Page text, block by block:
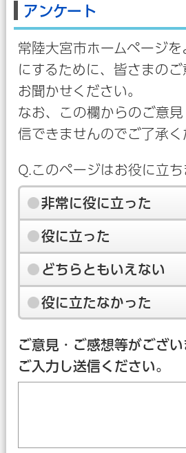
アンケート
常陸大宮市ホームページを
にするために、皆さまの
お聞かせください。
なお、この欄からのご意
信できませんのでご了承く
Q.このページはお役に立ち
非常に役に立った
役に立った
どちらともいえない
役に立たなかった
ご意見・ご感想等がござ
ご入力し送信ください。